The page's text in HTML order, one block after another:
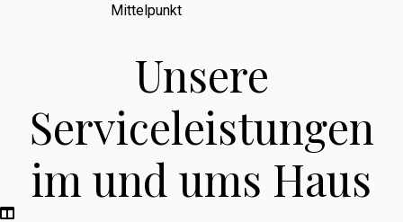
Mittelpunkt
Unsere
Serviceleistungen
im und ums Haus